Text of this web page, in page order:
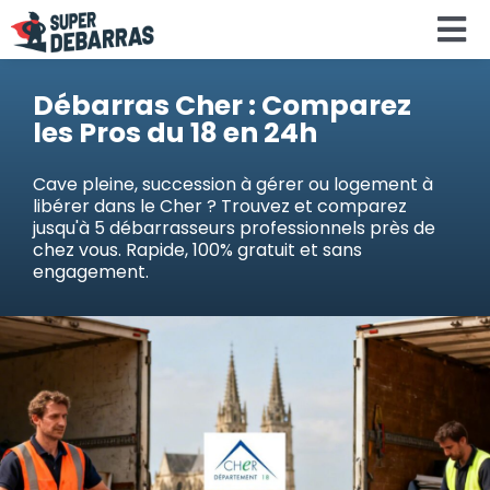
Skip
to
Accueil
Services
Régions
Search
for:
Débarras Cher : Comparez
les Pros du 18 en 24h
Cave pleine, succession à gérer ou logement à
libérer dans le Cher ? Trouvez et comparez
jusqu'à 5 débarrasseurs professionnels près de
chez vous. Rapide, 100% gratuit et sans
engagement.